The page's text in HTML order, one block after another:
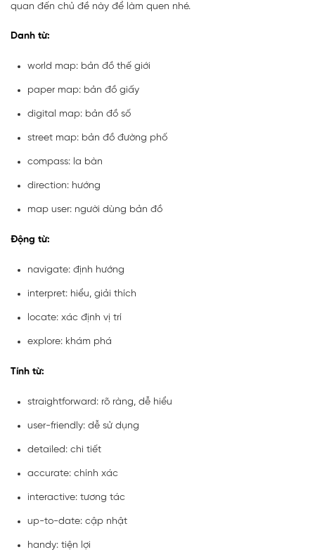
quan đến chủ đề này để làm quen nhé.
Danh từ:
world map: bản đồ thế giới
paper map: bản đồ giấy
digital map: bản đồ số
street map: bản đồ đường phố
compass: la bàn
direction: hướng
map user: người dùng bản đồ
Động từ:
navigate: định hướng
interpret: hiểu, giải thích
locate: xác định vị trí
explore: khám phá
Tính từ:
straightforward: rõ ràng, dễ hiểu
user-friendly: dễ sử dụng
detailed: chi tiết
accurate: chính xác
interactive: tương tác
up-to-date: cập nhật
handy: tiện lợi